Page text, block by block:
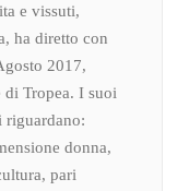
e vissuti,
ha diretto con
2017,
di Tropea. I suoi
riguardano:
donna,
pari